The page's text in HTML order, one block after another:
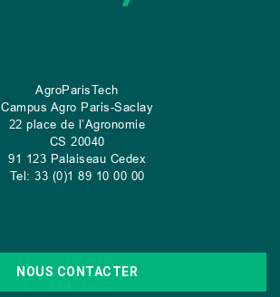
AgroParisTech
Campus Agro Paris-Saclay
22 place de l’Agronomie
CS 20040
91 123 Palaiseau Cedex
Tel: 33 (0)1 89 10 00 00
NOUS CONTACTER